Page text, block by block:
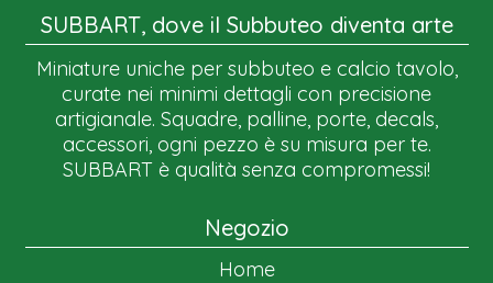
SUBBART, dove il Subbuteo diventa arte
Miniature uniche per subbuteo e calcio tavolo,
curate nei minimi dettagli con precisione
artigianale. Squadre, palline, porte, decals,
accessori, ogni pezzo è su misura per te.
SUBBART è qualità senza compromessi!
Negozio
Home